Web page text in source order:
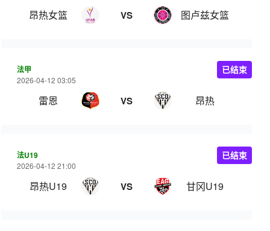
昂热女篮 VS 图卢兹女篮
法甲
2026-04-12 03:05
雷恩 VS 昂热
已结束
法U19
2026-04-12 21:00
昂热U19 VS 甘冈U19
已结束